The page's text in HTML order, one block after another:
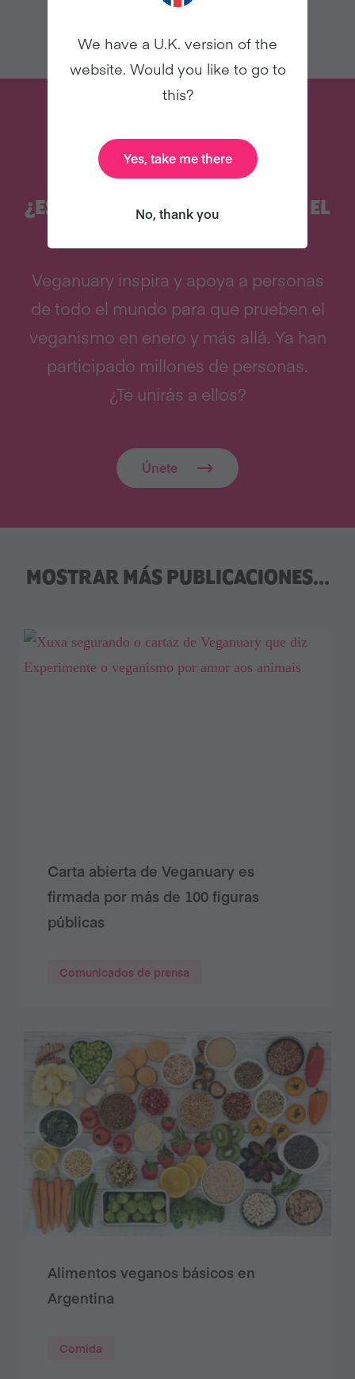
¿ESTÁS PENSANDO EN PROBAR EL
Veganuary inspira y apoya a personas
de todo el mundo para que prueben el
veganismo en enero y más allá. Ya han
participado millones de personas.
¿Te unirás a ellos?
Únete
MOSTRAR MÁS PUBLICACIONES...
Carta abierta de Veganuary es
firmada por más de 100 figuras
públicas
Comunicados de prensa
Alimentos veganos básicos en
Argentina
Comida
We have a U.K. version of the
website. Would you like to go to
this?
Yes, take me there
No, thank you